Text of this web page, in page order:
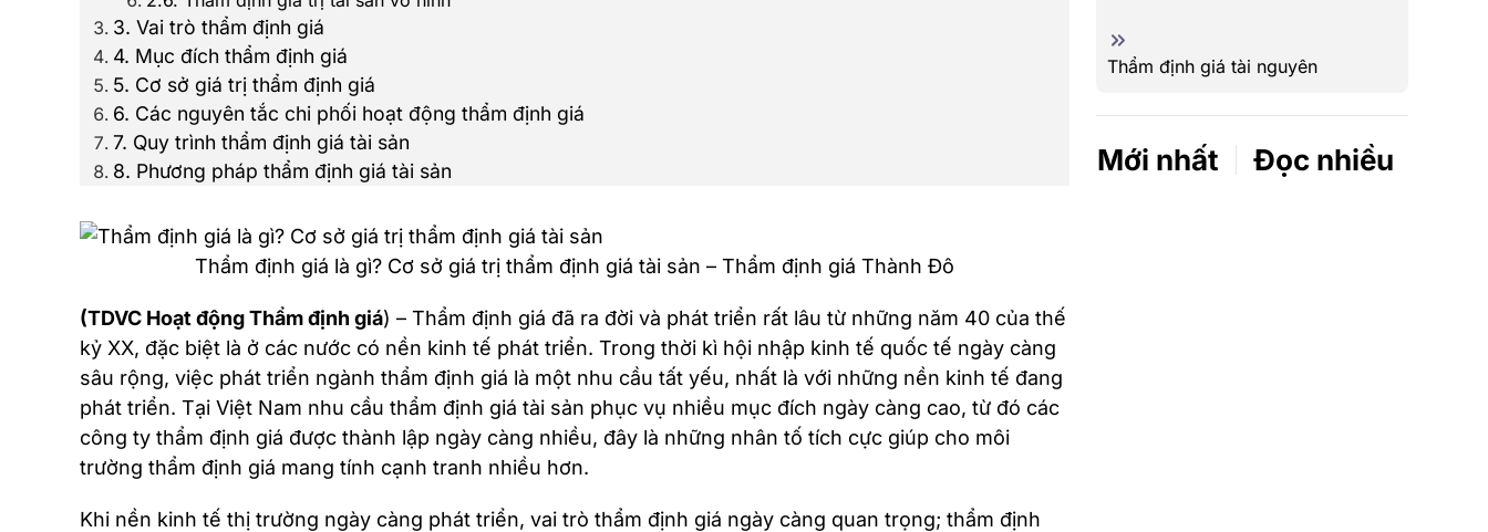
3. Vai trò thẩm định giá
4. Mục đích thẩm định giá
5. Cơ sở giá trị thẩm định giá
6. Các nguyên tắc chi phối hoạt động thẩm định giá
7. Quy trình thẩm định giá tài sản
8. Phương pháp thẩm định giá tài sản
Thẩm định giá là gì? Cơ sở giá trị thẩm định giá tài sản – Thẩm định giá Thành Đô
(TDVC Hoạt động Thẩm định giá) – Thẩm định giá đã ra đời và phát triển rất lâu từ những năm 40 của thế
kỷ XX, đặc biệt là ở các nước có nền kinh tế phát triển. Trong thời kì hội nhập kinh tế quốc tế ngày càng
sâu rộng, việc phát triển ngành thẩm định giá là một nhu cầu tất yếu, nhất là với những nền kinh tế đang
phát triển. Tại Việt Nam nhu cầu thẩm định giá tài sản phục vụ nhiều mục đích ngày càng cao, từ đó các
công ty thẩm định giá được thành lập ngày càng nhiều, đây là những nhân tố tích cực giúp cho môi
trường thẩm định giá mang tính cạnh tranh nhiều hơn.
Khi nền kinh tế thị trường ngày càng phát triển, vai trò thẩm định giá ngày càng quan trọng; thẩm định
Thẩm định giá tài nguyên
Mới nhất Đọc nhiều